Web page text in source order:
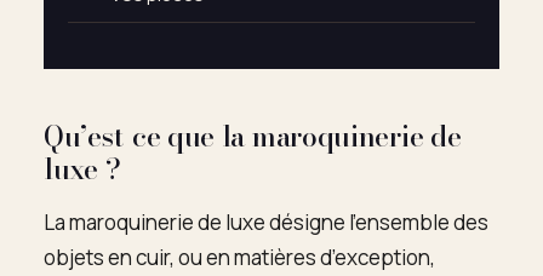
Qu’est-ce que la maroquinerie de
luxe ?
La maroquinerie de luxe désigne l’ensemble des
objets en cuir, ou en matières d’exception,